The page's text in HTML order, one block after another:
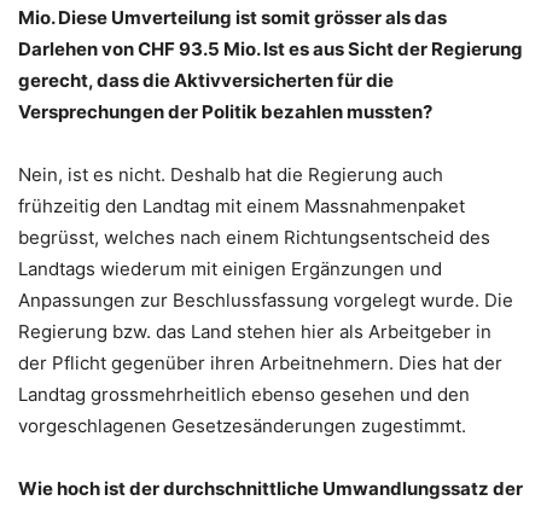
Mio. Diese Umverteilung ist somit grösser als das
Darlehen von CHF 93.5 Mio. Ist es aus Sicht der Regierung
gerecht, dass die Aktivversicherten für die
Versprechungen der Politik bezahlen mussten?
Nein, ist es nicht. Deshalb hat die Regierung auch
frühzeitig den Landtag mit einem Massnahmenpaket
begrüsst, welches nach einem Richtungsentscheid des
Landtags wiederum mit einigen Ergänzungen und
Anpassungen zur Beschlussfassung vorgelegt wurde. Die
Regierung bzw. das Land stehen hier als Arbeitgeber in
der Pflicht gegenüber ihren Arbeitnehmern. Dies hat der
Landtag grossmehrheitlich ebenso gesehen und den
vorgeschlagenen Gesetzesänderungen zugestimmt.
Wie hoch ist der durchschnittliche Umwandlungssatz der